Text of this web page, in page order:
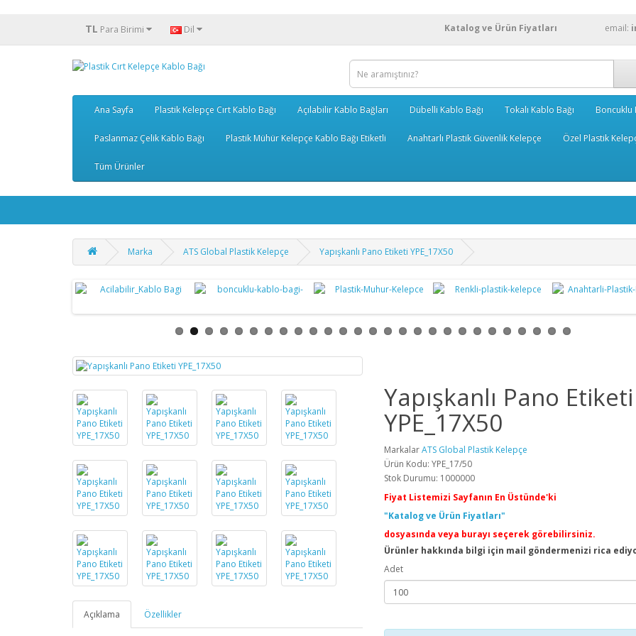
TL Para Birimi Dil Katalog ve Ürün Fiyatları email:
Ana Sayfa Plastik Kelepçe Cırt Kablo Bağı Açılabilir Kablo Bağları Dübelli Kablo Bağı Tokalı Kablo Bağı Boncuklu
Paslanmaz Çelik Kablo Bağı Plastik Mühür Kelepçe Kablo Bağı Etiketli Anahtarlı Plastik Güvenlik Kelepçe Özel Plastik
Tüm Ürünler
Marka ATS Global Plastik Kelepçe Yapışkanlı Pano Etiketi YPE_17X50
Açıklama Özellikler
Yapışkanlı Pano Etiketi
YPE_17X50
MarkalarATS Global Plastik Kelepçe
Ürün Kodu: YPE_17/50
Stok Durumu: 1000000
Fiyat Listemizi Sayfanın En Üstünde'ki
"Katalog ve Ürün Fiyatları"
dosyasında veya burayı seçerek görebilirsiniz.
Ürünler hakkında bilgi için mail göndermenizi rica
Adet